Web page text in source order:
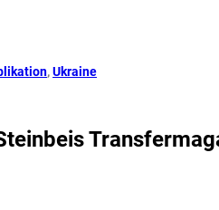
, Ukraine